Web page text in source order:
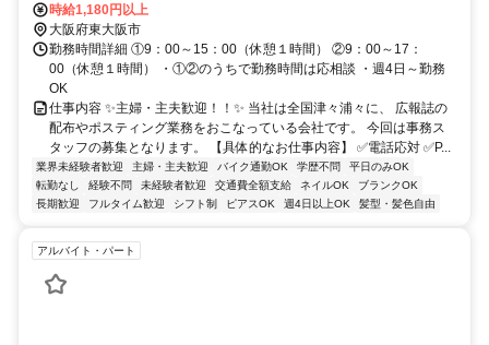
駅から徒歩15分
時給1,180円以上
大阪府東大阪市
勤務時間詳細 ①9：00～15：00（休憩１時間） ②9：00～17：
00（休憩１時間） ・①②のうちで勤務時間は応相談 ・週4日～勤務
OK
仕事内容 ✨主婦・主夫歓迎！！✨ 当社は全国津々浦々に、 広報誌の
配布やポスティング業務をおこなっている会社です。 今回は事務ス
タッフの募集となります。 【具体的なお仕事内容】 ✅電話応対 ✅P...
業界未経験者歓迎 主婦・主夫歓迎 バイク通勤OK 学歴不問
平日のみOK
転勤なし
経験不問 未経験者歓迎 交通費全額支給 ネイルOK
ブランクOK
長期歓迎
フルタイム歓迎 シフト制 ピアスOK 週4日以上OK 髪型・髪色自由
アルバイト・パート